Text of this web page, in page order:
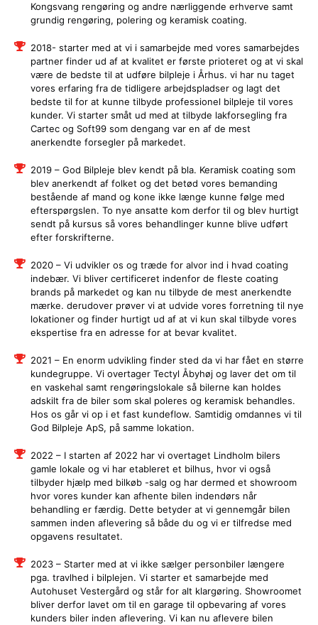
Kongsvang rengøring og andre nærliggende erhverve samt
grundig rengøring, polering og keramisk coating.
2018- starter med at vi i samarbejde med vores samarbejdes
partner finder ud af at kvalitet er første prioteret og at vi skal
være de bedste til at udføre bilpleje i Århus. vi har nu taget
vores erfaring fra de tidligere arbejdspladser og lagt det
bedste til for at kunne tilbyde professionel bilpleje til vores
kunder. Vi starter småt ud med at tilbyde lakforsegling fra
Cartec og Soft99 som dengang var en af de mest
anerkendte forsegler på markedet.
2019 – God Bilpleje blev kendt på bla. Keramisk coating som
blev anerkendt af folket og det betød vores bemanding
bestående af mand og kone ikke længe kunne følge med
efterspørgslen. To nye ansatte kom derfor til og blev hurtigt
sendt på kursus så vores behandlinger kunne blive udført
efter forskrifterne.
2020 – Vi udvikler os og træde for alvor ind i hvad coating
indebær. Vi bliver certificeret indenfor de fleste coating
brands på markedet og kan nu tilbyde de mest anerkendte
mærke. derudover prøver vi at udvide vores forretning til nye
lokationer og finder hurtigt ud af at vi kun skal tilbyde vores
ekspertise fra en adresse for at bevar kvalitet.
2021 – En enorm udvikling finder sted da vi har fået en større
kundegruppe. Vi overtager Tectyl Åbyhøj og laver det om til
en vaskehal samt rengøringslokale så bilerne kan holdes
adskilt fra de biler som skal poleres og keramisk behandles.
Hos os går vi op i et fast kundeflow. Samtidig omdannes vi til
God Bilpleje ApS, på samme lokation.
2022 – I starten af 2022 har vi overtaget Lindholm bilers
gamle lokale og vi har etableret et bilhus, hvor vi også
tilbyder hjælp med bilkøb -salg og har dermed et showroom
hvor vores kunder kan afhente bilen indendørs når
behandling er færdig. Dette betyder at vi gennemgår bilen
sammen inden aflevering så både du og vi er tilfredse med
opgavens resultatet.
2023 – Starter med at vi ikke sælger personbiler længere
pga. travlhed i bilplejen. Vi starter et samarbejde med
Autohuset Vestergård og står for alt klargøring. Showroomet
bliver derfor lavet om til en garage til opbevaring af vores
kunders biler inden aflevering. Vi kan nu aflevere bilen